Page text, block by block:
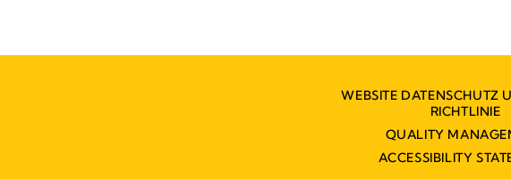
WEBSITE DATENSCHUTZ
RICHTLINIE
QUALITY
ACCESSIBILITY